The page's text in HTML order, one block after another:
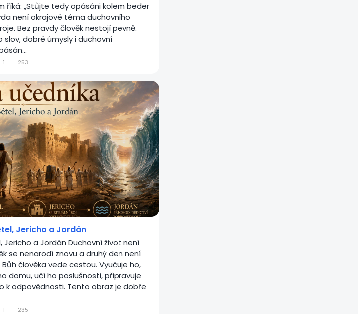
říká: „Stůjte tedy opásáni kolem beder
není okrajové téma duchovního
Bez pravdy člověk nestojí pevně.
dobré úmysly i duchovní
1 253
Jericho a Jordán
Jericho a Jordán Duchovní život není
se nenarodí znovu a druhý den není
člověka vede cestou. Vyučuje ho,
domu, učí ho poslušnosti, připravuje
k odpovědnosti. Tento obraz je dobře
1 235